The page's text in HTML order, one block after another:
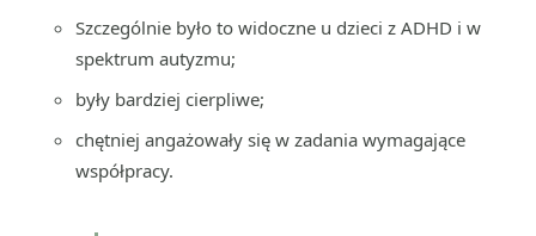
Szczególnie było to widoczne u dzieci z ADHD i w
spektrum autyzmu;
były bardziej cierpliwe;
chętniej angażowały się w zadania wymagające
współpracy.